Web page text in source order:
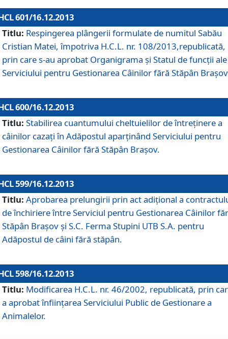
601/16.12.2013
Titlu: Respingerea plângerii formulate de numitul Sabău
Cristian Matei, împotriva H.C.L. nr. 108/2013,republicată,
prin care s-au aprobat Organigrama şi Statul de funcţii ale
Serviciului pentru Gestionarea Câinilor fără Stăpân
600/16.12.2013
Titlu: Stabilirea cuantumului cheltuielilor de întreţinere a
câinilor cazaţi în Adăpostul aparţinând Serviciului pentru
Gestionarea Câinilor fără Stăpân Braşov.
599/16.12.2013
Titlu: Aprobarea prelungirii prin act adiţional a
de închiriere între Serviciul pentru Gestionarea Câinilor
Stăpân Braşov şi S.C. Ferma Stupini UTB S.A. pentru
Adăpostul de câini fără stăpân.
598/16.12.2013
Titlu: Modificarea H.C.L. nr. 46/2002, republicată, prin
a aprobat înfiinţarea Serviciului Public de Gestionare a
Animalelor.